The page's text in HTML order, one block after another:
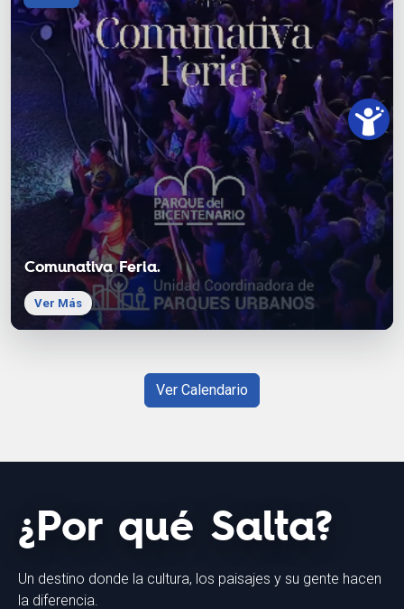
Comunativa Feria.
Ver Más
Ver Calendario
¿Por qué Salta?
Un destino donde la cultura, los paisajes y su gente hacen
la diferencia.